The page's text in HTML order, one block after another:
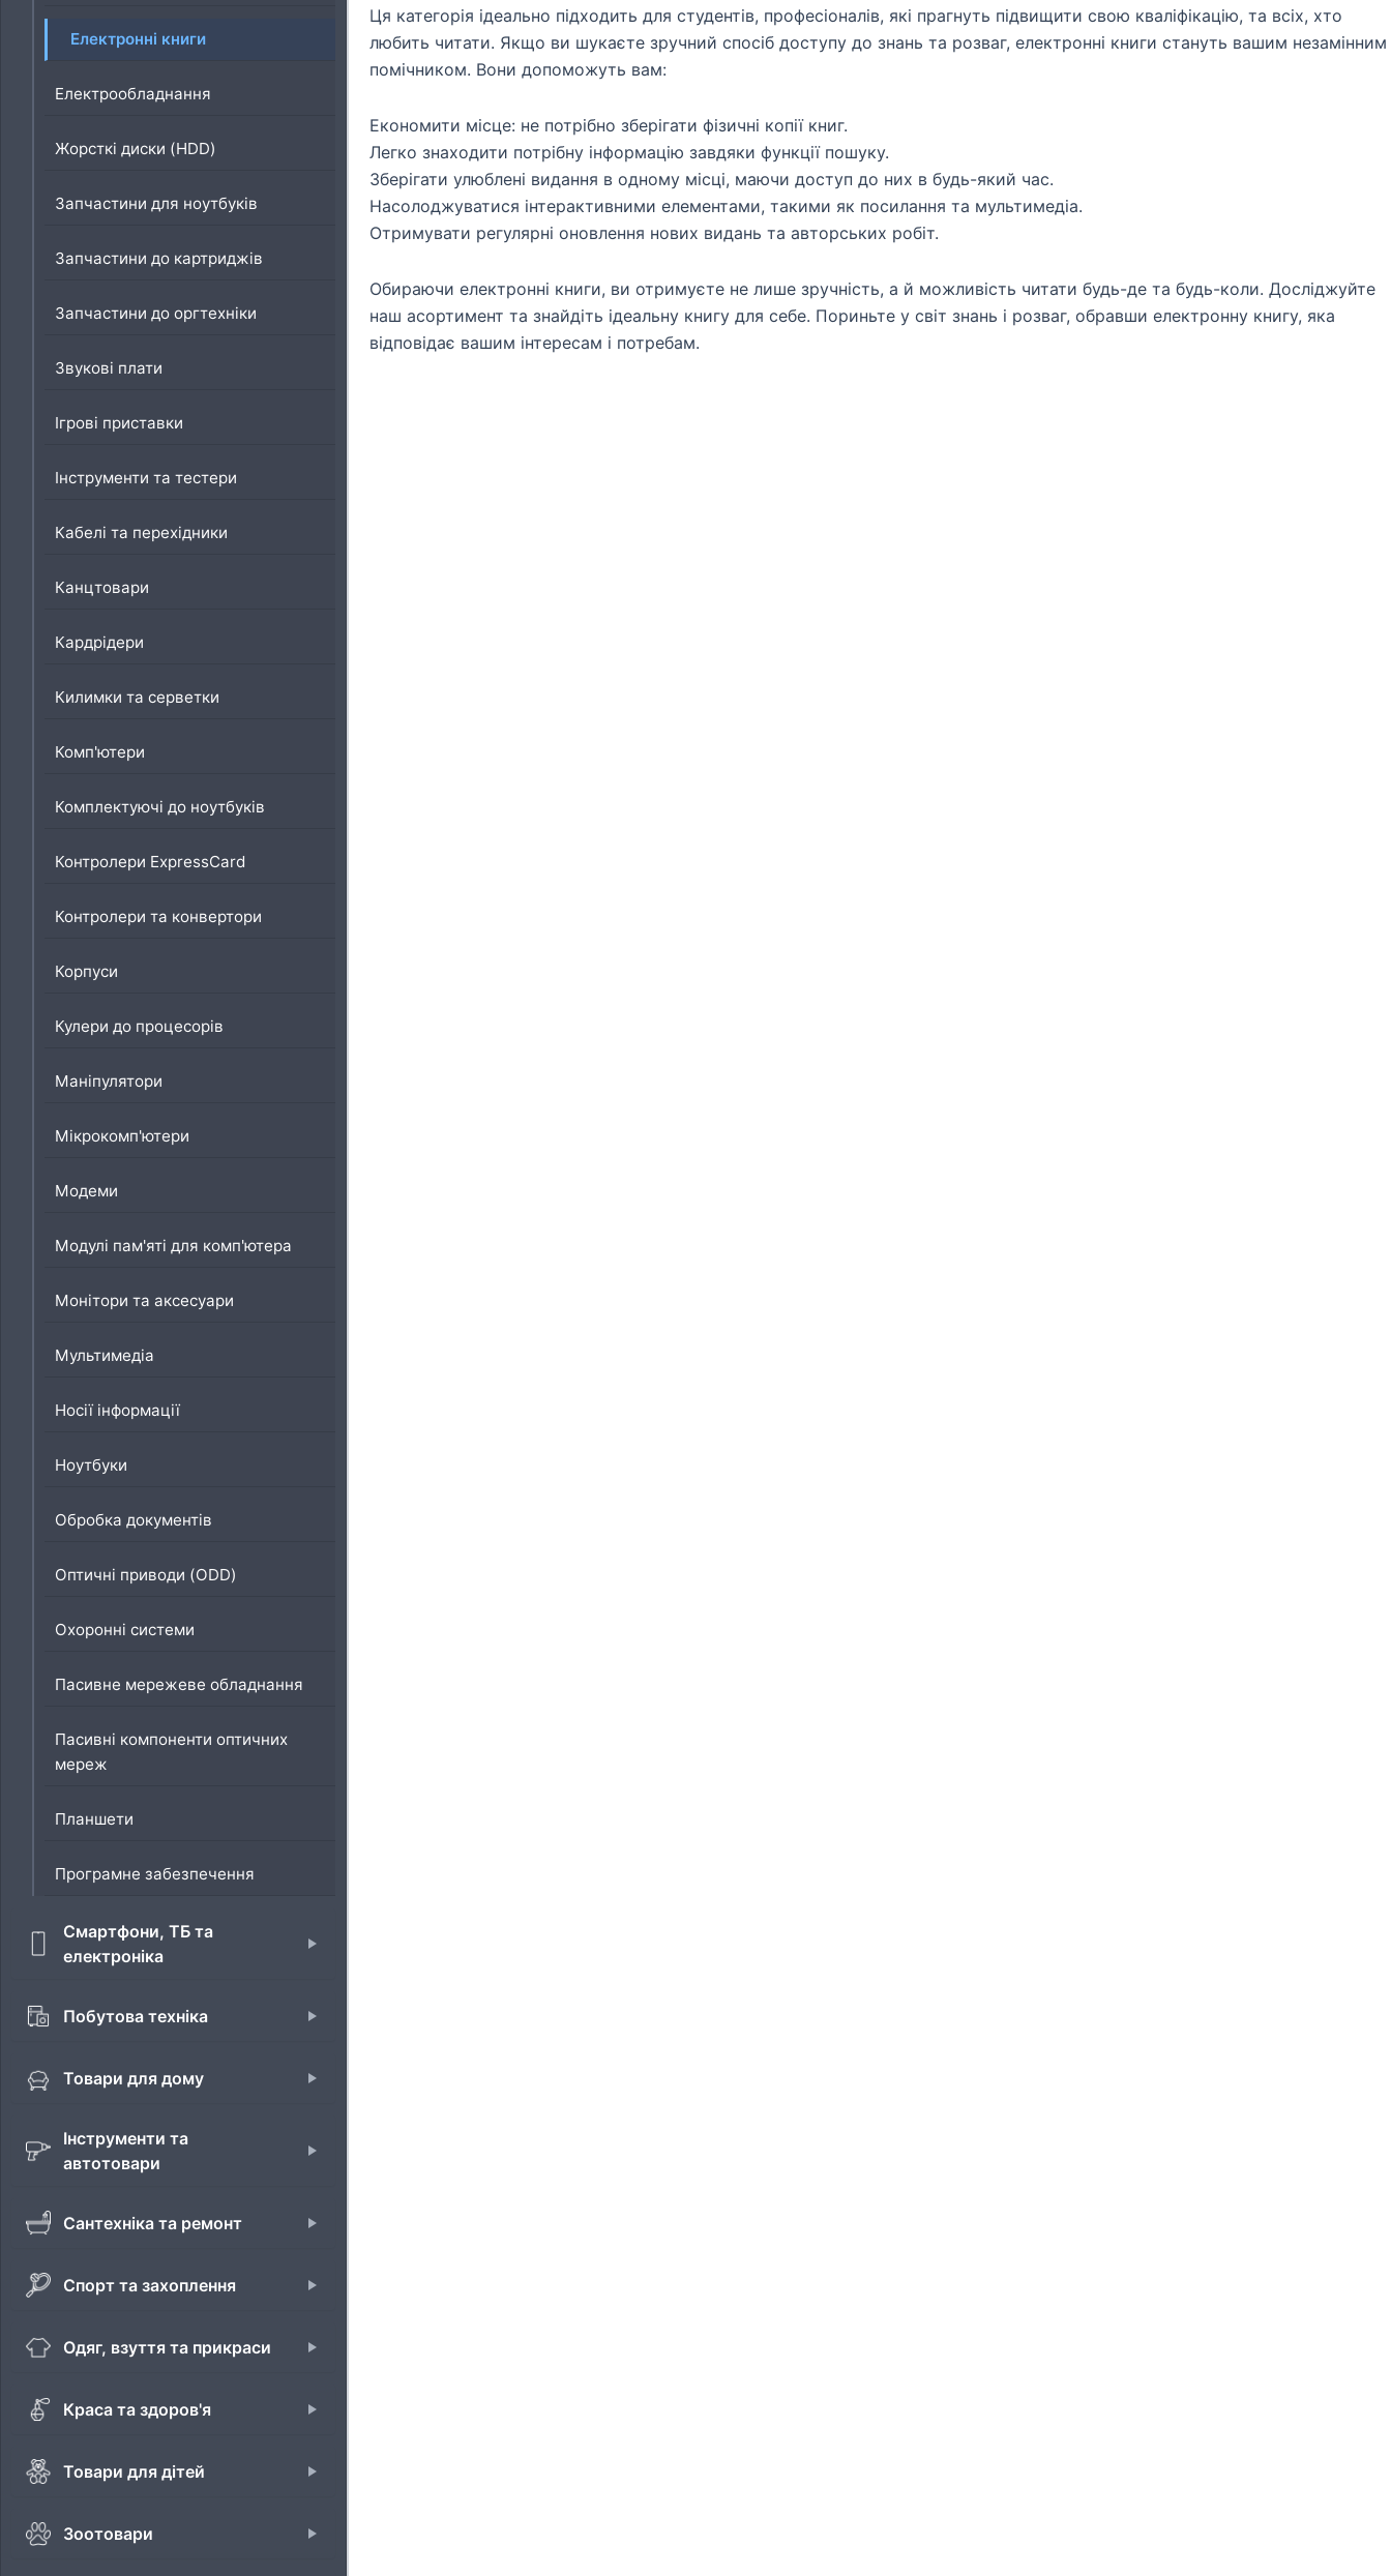
Електронні книги
Електрообладнання
Жорсткі диски (HDD)
Запчастини для ноутбуків
Запчастини до картриджів
Запчастини до оргтехніки
Звукові плати
Ігрові приставки
Інструменти та тестери
Кабелі та перехідники
Канцтовари
Кардрідери
Килимки та серветки
Комп'ютери
Комплектуючі до ноутбуків
Контролери ExpressCard
Контролери та конвертори
Корпуси
Кулери до процесорів
Маніпулятори
Мікрокомп'ютери
Модеми
Модулі пам'яті для комп'ютера
Монітори та аксесуари
Мультимедіа
Носії інформації
Ноутбуки
Обробка документів
Оптичні приводи (ODD)
Охоронні системи
Пасивне мережеве обладнання
Пасивні компоненти оптичних
мереж
Планшети
Програмне забезпечення
Смартфони, ТБ та
електроніка
Побутова техніка
Товари для дому
Інструменти та
автотовари
Сантехніка та ремонт
Спорт та захоплення
Одяг, взуття та прикраси
Краса та здоров'я
Товари для дітей
Зоотовари
Ця категорія ідеально підходить для студентів, професіоналів, які прагнуть підвищити свою кваліфікацію, та всіх, хто
любить читати. Якщо ви шукаєте зручний спосіб доступу до знань та розваг, електронні книги стануть вашим незамінним
помічником. Вони допоможуть вам:
Економити місце: не потрібно зберігати фізичні копії книг.
Легко знаходити потрібну інформацію завдяки функції пошуку.
Зберігати улюблені видання в одному місці, маючи доступ до них в будь-який час.
Насолоджуватися інтерактивними елементами, такими як посилання та мультимедіа.
Отримувати регулярні оновлення нових видань та авторських робіт.
Обираючи електронні книги, ви отримуєте не лише зручність, а й можливість читати будь-де та будь-коли. Досліджуйте
наш асортимент та знайдіть ідеальну книгу для себе. Пориньте у світ знань і розваг, обравши електронну книгу, яка
відповідає вашим інтересам і потребам.